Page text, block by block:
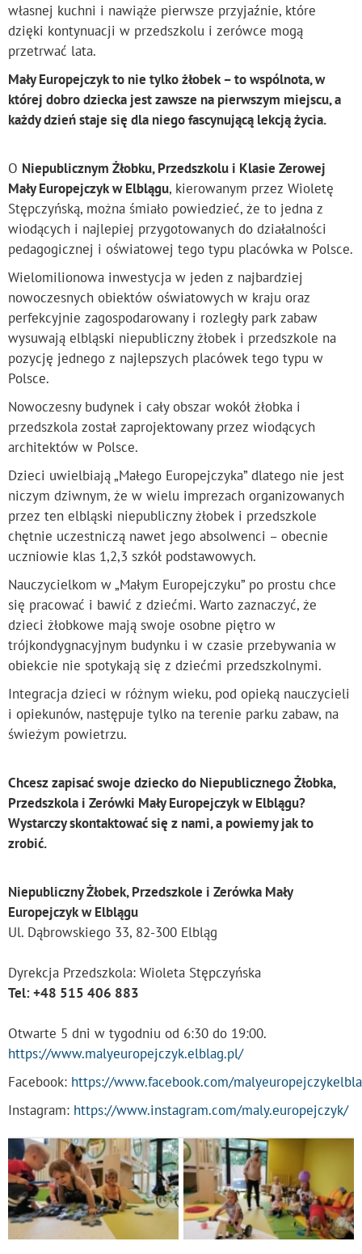
własnej kuchni i nawiąże pierwsze przyjaźnie, które
dzięki kontynuacji w przedszkolu i zerówce mogą
przetrwać lata.
Mały Europejczyk to nie tylko żłobek – to wspólnota, w
której dobro dziecka jest zawsze na pierwszym miejscu, a
każdy dzień staje się dla niego fascynującą lekcją życia.
O Niepublicznym Żłobku, Przedszkolu i Klasie Zerowej
Mały Europejczyk w Elblągu, kierowanym przez Wioletę
Stępczyńską, można śmiało powiedzieć, że to jedna z
wiodących i najlepiej przygotowanych do działalności
pedagogicznej i oświatowej tego typu placówka w Polsce.
Wielomilionowa inwestycja w jeden z najbardziej
nowoczesnych obiektów oświatowych w kraju oraz
perfekcyjnie zagospodarowany i rozległy park zabaw
wysuwają elbląski niepubliczny żłobek i przedszkole na
pozycję jednego z najlepszych placówek tego typu w
Polsce.
Nowoczesny budynek i cały obszar wokół żłobka i
przedszkola został zaprojektowany przez wiodących
architektów w Polsce.
Dzieci uwielbiają „Małego Europejczyka” dlatego nie jest
niczym dziwnym, że w wielu imprezach organizowanych
przez ten elbląski niepubliczny żłobek i przedszkole
chętnie uczestniczą nawet jego absolwenci – obecnie
uczniowie klas 1,2,3 szkół podstawowych.
Nauczycielkom w „Małym Europejczyku” po prostu chce
się pracować i bawić z dziećmi. Warto zaznaczyć, że
dzieci żłobkowe mają swoje osobne piętro w
trójkondygnacyjnym budynku i w czasie przebywania w
obiekcie nie spotykają się z dziećmi przedszkolnymi.
Integracja dzieci w różnym wieku, pod opieką nauczycieli
i opiekunów, następuje tylko na terenie parku zabaw, na
świeżym powietrzu.
Chcesz zapisać swoje dziecko do Niepublicznego Żłobka,
Przedszkola i Zerówki Mały Europejczyk w Elblągu?
Wystarczy skontaktować się z nami, a powiemy jak to
zrobić.
Niepubliczny Żłobek, Przedszkole i Zerówka Mały
Europejczyk w Elblągu
Ul. Dąbrowskiego 33, 82-300 Elbląg
Dyrekcja Przedszkola: Wioleta Stępczyńska
Tel: +48 515 406 883
Otwarte 5 dni w tygodniu od 6:30 do 19:00.
https://www.malyeuropejczyk.elblag.pl/
Facebook: https://www.facebook.com/
Instagram: https://www.instagram.com/maly.europejczyk/